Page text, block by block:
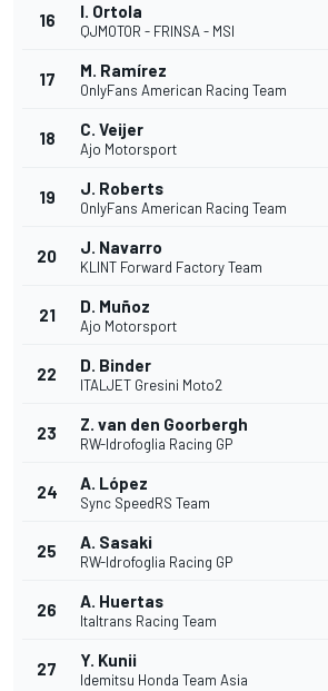
16 I. Ortola
QJMOTOR - FRINSA - MSI
17 M. Ramírez
OnlyFans American Racing Team
18 C. Veijer
Ajo Motorsport
19 J. Roberts
OnlyFans American Racing Team
20 J. Navarro
KLINT Forward Factory Team
21 D. Muñoz
Ajo Motorsport
22 D. Binder
ITALJET Gresini Moto2
23 Z. van den Goorbergh
RW-Idrofoglia Racing GP
24 A. López
Sync SpeedRS Team
25 A. Sasaki
RW-Idrofoglia Racing GP
26 A. Huertas
Italtrans Racing Team
27 Y. Kunii
Idemitsu Honda Team Asia